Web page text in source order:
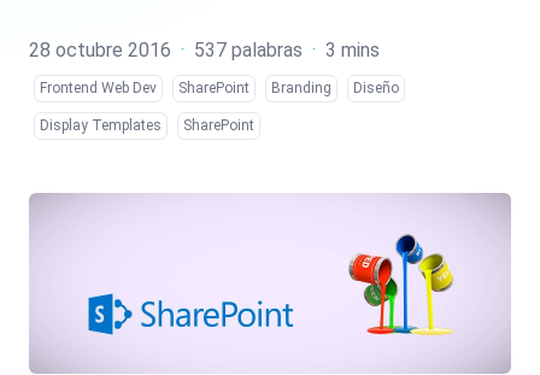
28 octubre 2016 · 537 palabras · 3 mins
Frontend Web Dev SharePoint Branding Diseño
Display Templates SharePoint